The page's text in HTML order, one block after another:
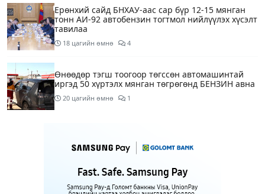
Ерөнхий сайд БНХАУ-аас сар бүр 12-15 мянган
тонн АИ-92 автобензин тогтмол нийлүүлэх хүсэлт
тавилаа
18 цагийн өмнө 4
Өнөөдөр тэгш тоогоор төгссөн автомашинтай
иргэд 50 хүртэлх мянган төгрөгөнд БЕНЗИН авна
20 цагийн өмнө 1
Өнөөдөр” Аавуудын баяр”-ын өдөр
1 өдрийн өмнө